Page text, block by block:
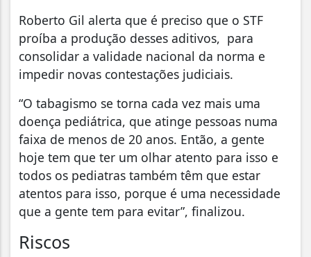
Roberto Gil alerta que é preciso que o STF
proíba a produção desses aditivos, para
consolidar a validade nacional da norma e
impedir novas contestações judiciais.
“O tabagismo se torna cada vez mais uma
doença pediátrica, que atinge pessoas numa
faixa de menos de 20 anos. Então, a gente
hoje tem que ter um olhar atento para isso e
todos os pediatras também têm que estar
atentos para isso, porque é uma necessidade
que a gente tem para evitar”, finalizou.
Riscos